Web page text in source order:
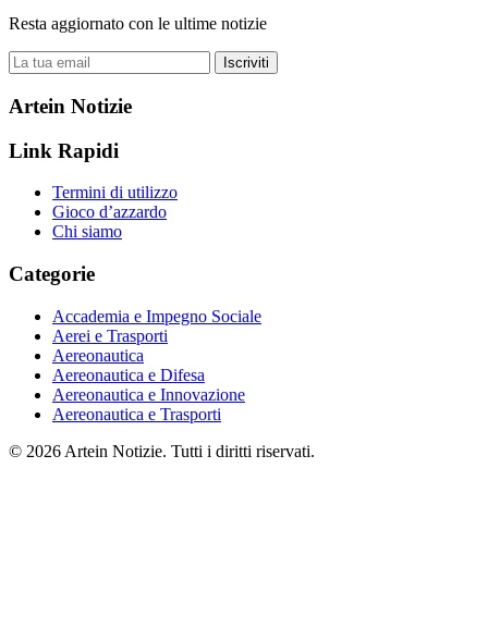
Resta aggiornato con le ultime notizie
Iscriviti
Artein Notizie
Link Rapidi
Termini di utilizzo
Gioco d’azzardo
Chi siamo
Categorie
Accademia e Impegno Sociale
Aerei e Trasporti
Aereonautica
Aereonautica e Difesa
Aereonautica e Innovazione
Aereonautica e Trasporti
© 2026 Artein Notizie. Tutti i diritti riservati.